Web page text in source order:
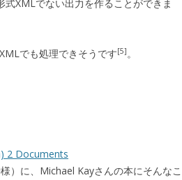
XMLでない出力を作ることができま
でも処理できそうです[5]。
2 Documents
）に、Michael Kayさんの本にそんなこ